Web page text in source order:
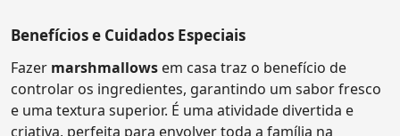
Benefícios e Cuidados Especiais
Fazer marshmallows em casa traz o benefício de
controlar os ingredientes, garantindo um sabor fresco
e uma textura superior. É uma atividade divertida e
criativa, perfeita para envolver toda a família na